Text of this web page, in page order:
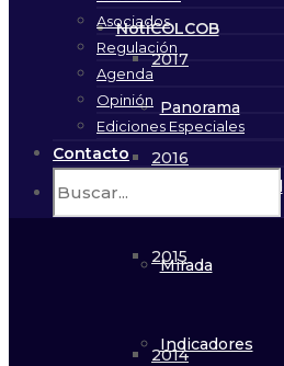
NotiCOLCOB
Panorama
En profundidad
Mirada
Indicadores
2017
2016
2015
2014
Asociados
Regulación
Agenda
Opinión
Ediciones Especiales
Contacto